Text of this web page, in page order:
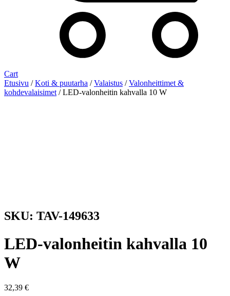
Cart
Etusivu /Koti & puutarha /Valaistus /Valonheittimet &
kohdevalaisimet / LED-valonheitin kahvalla 10 W
SKU: TAV-149633
LED-valonheitin kahvalla 10
W
32,39 €